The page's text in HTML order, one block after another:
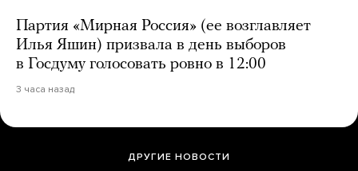
Партия «Мирная Россия» (ее возглавляет
Илья Яшин) призвала в день выборов
в Госдуму голосовать ровно в 12:00
3 часа назад
ДРУГИЕ НОВОСТИ